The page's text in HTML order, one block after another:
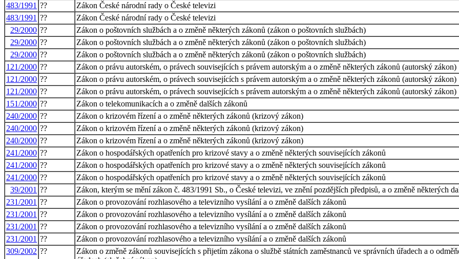
483/1991 ??
Zákon České národní rady o České televizi
483/1991 ??
Zákon České národní rady o České televizi
29/2000 ??
Zákon o poštovních službách a o změně některých zákonů (zákon o poštovních službách)
29/2000 ??
Zákon o poštovních službách a o změně některých zákonů (zákon o poštovních službách)
29/2000 ??
Zákon o poštovních službách a o změně některých zákonů (zákon o poštovních službách)
121/2000 ??
Zákon o právu autorském, o právech souvisejících s právem autorským a o změně některých zákonů (autorský zákon)
121/2000 ??
Zákon o právu autorském, o právech souvisejících s právem autorským a o změně některých zákonů (autorský zákon)
121/2000 ??
Zákon o právu autorském, o právech souvisejících s právem autorským a o změně některých zákonů (autorský zákon)
151/2000 ??
Zákon o telekomunikacích a o změně dalších zákonů
240/2000 ??
Zákon o krizovém řízení a o změně některých zákonů (krizový zákon)
240/2000 ??
Zákon o krizovém řízení a o změně některých zákonů (krizový zákon)
240/2000 ??
Zákon o krizovém řízení a o změně některých zákonů (krizový zákon)
241/2000 ??
Zákon o hospodářských opatřeních pro krizové stavy a o změně některých souvisejících zákonů
241/2000 ??
Zákon o hospodářských opatřeních pro krizové stavy a o změně některých souvisejících zákonů
241/2000 ??
Zákon o hospodářských opatřeních pro krizové stavy a o změně některých souvisejících zákonů
39/2001 ??
Zákon, kterým se mění zákon č. 483/1991 Sb., o České televizi, ve znění pozdějších předpisů, a o změně některých
231/2001 ??
Zákon o provozování rozhlasového a televizního vysílání a o změně dalších zákonů
231/2001 ??
Zákon o provozování rozhlasového a televizního vysílání a o změně dalších zákonů
231/2001 ??
Zákon o provozování rozhlasového a televizního vysílání a o změně dalších zákonů
231/2001 ??
Zákon o provozování rozhlasového a televizního vysílání a o změně dalších zákonů
309/2002 ??
Zákon o změně zákonů souvisejících s přijetím zákona o službě státních zaměstnanců ve správních úřadech a o